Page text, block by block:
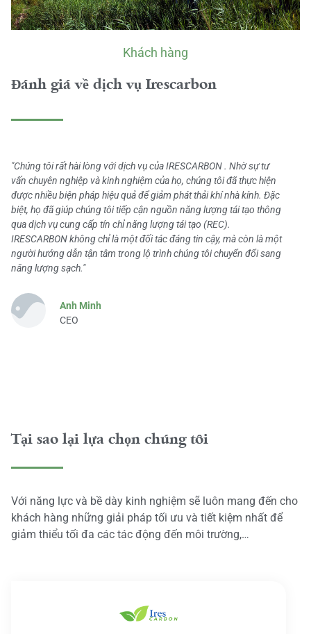
Khách hàng
Đánh giá về dịch vụ Irescarbon
"Chúng tôi rất hài lòng với dịch vụ của IRESCARBON . Nhờ sự tư
vấn chuyên nghiệp và kinh nghiệm của họ, chúng tôi đã thực hiện
được nhiều biện pháp hiệu quả để giảm phát thải khí nhà kính. Đặc
biệt, họ đã giúp chúng tôi tiếp cận nguồn năng lượng tái tạo thông
qua dịch vụ cung cấp tín chỉ năng lượng tái tạo (REC).
IRESCARBON không chỉ là một đối tác đáng tin cậy, mà còn là một
người hướng dẫn tận tâm trong lộ trình chúng tôi chuyển đổi sang
năng lượng sạch."
Anh Minh
CEO
Tại sao lại lựa chọn chúng tôi
Với năng lực và bề dày kinh nghiệm sẽ luôn mang đến cho
khách hàng những giải pháp tối ưu và tiết kiệm nhất để
giảm thiểu tối đa các tác động đến môi trường,…